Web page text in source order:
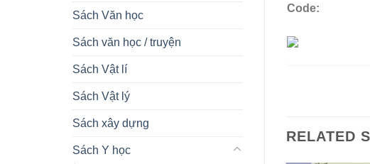
Sách Văn học
Sách văn học / truyện
Sách Vật lí
Sách Vật lý
Sách xây dựng
Sách Y học
Code:
RELATED